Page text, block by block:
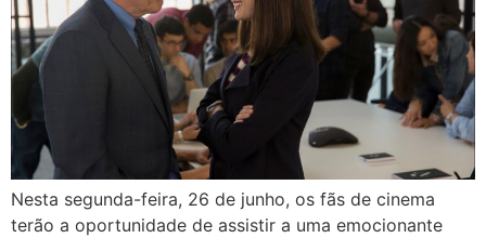
Nesta segunda-feira, 26 de junho, os fãs de cinema
terão a oportunidade de assistir a uma emocionante